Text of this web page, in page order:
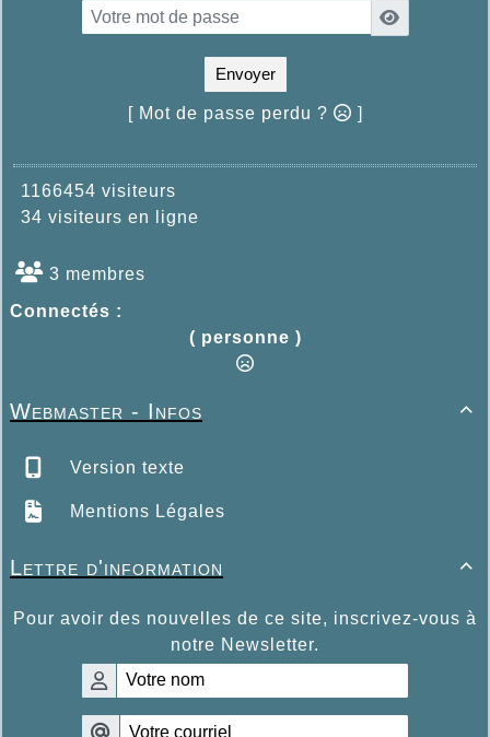
Envoyer
[ Mot de passe perdu ? ]
1166454 visiteurs
34 visiteurs en ligne
3 membres
Connectés :
( personne )

Webmaster - Infos
Version texte
Mentions Légales

Lettre d'information
Pour avoir des nouvelles de ce site, inscrivez-vous à
notre Newsletter.